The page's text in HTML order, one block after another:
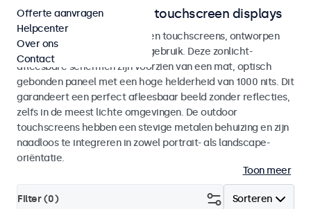
Outdoor monitoren en touchscreen displays
Weersbestendige monitoren en touchscreens, ontworpen
voor zowel binnen- als buitengebruik. Deze zonlicht-
afleesbare schermen zijn voorzien van een mat, optisch
gebonden paneel met een hoge helderheid van 1000 nits. Dit
garandeert een perfect afleesbaar beeld zonder reflecties,
zelfs in de meest lichte omgevingen. De outdoor
touchscreens hebben een stevige metalen behuizing en zijn
naadloos te integreren in zowel portrait- als landscape-
oriëntatie.
Toon meer
Sorteren
Filter (0)
Offerte aanvragen
Helpcenter
Over ons
Contact